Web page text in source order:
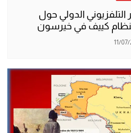
الدولي حول
لنظام كييف في خيرسون
11/